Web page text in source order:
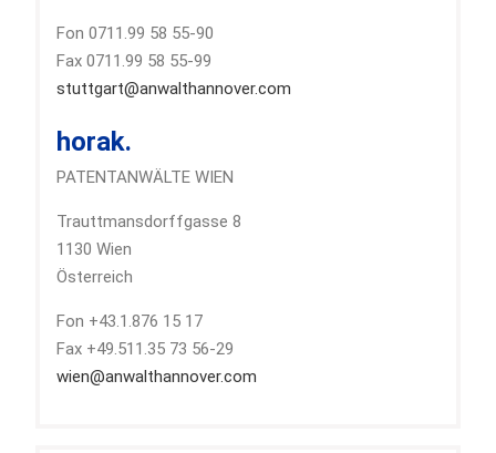
Fon 0711.99 58 55-90
Fax 0711.99 58 55-99
stuttgart@anwalthannover.com
horak.
PATENTANWÄLTE WIEN
Trauttmansdorffgasse 8
1130 Wien
Österreich
Fon +43.1.876 15 17
Fax +49.511.35 73 56-29
wien@anwalthannover.com